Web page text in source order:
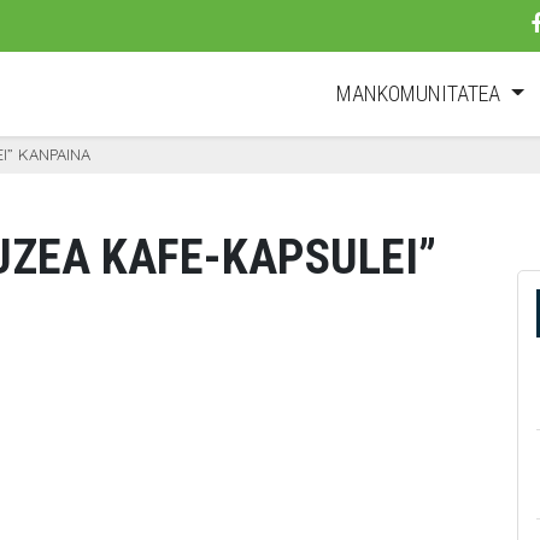
MANKOMUNITATEA
KANPAINA
KAFE-KAPSULEI”